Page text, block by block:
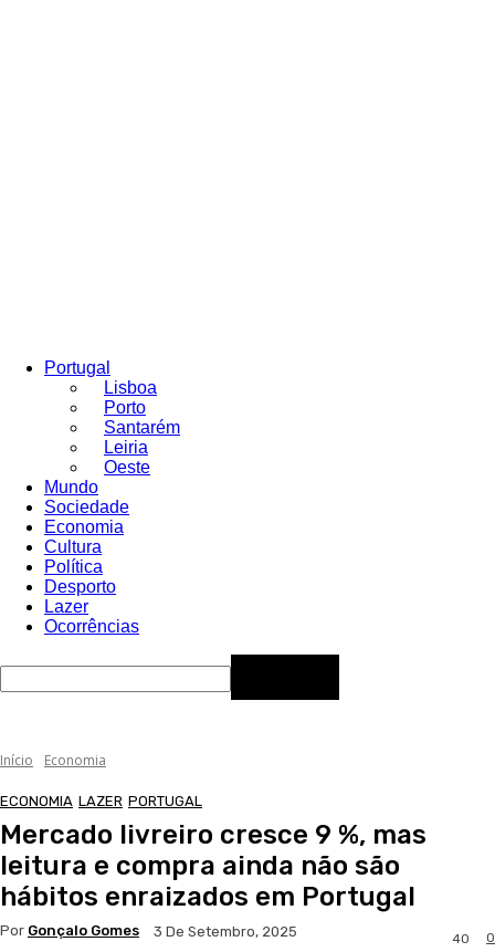
Portugal
Lisboa
Porto
Santarém
Leiria
Oeste
Mundo
Sociedade
Economia
Cultura
Política
Desporto
Lazer
Ocorrências
Início Economia
ECONOMIA LAZER PORTUGAL
Mercado livreiro cresce 9 %, mas
leitura e compra ainda não são
hábitos enraizados em Portugal
Por Gonçalo Gomes 3 De Setembro, 2025 0
40